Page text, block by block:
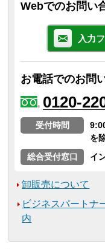
Webでのお問い
入力
お電話でのお問
0120-
受付時間
を
総合受付窓口
イ
卸販売について
ビジネスパートナ
内